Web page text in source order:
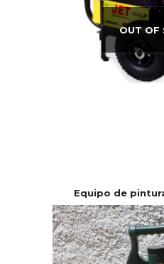
OUT OF
Equipo de